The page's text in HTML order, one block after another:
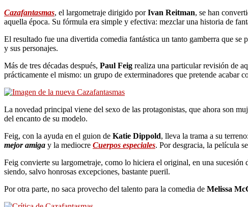
Cazafantasmas, el largometraje dirigido porIvan Reitman, se han
aquella época. Su fórmula era simple y efectiva: mezclar una historia de
El resultado fue una divertida comedia fantástica un tanto gamberra que
y sus personajes.
Más de tres décadas después, Paul Feig realiza una particular revisión de
prácticamente el mismo: un grupo de exterminadores que pretende acabar
La novedad principal viene del sexo de las protagonistas, que ahora son
del encanto de su modelo.
Feig, con la ayuda en el guion de Katie Dippold, lleva la trama a su
mejor amiga y la mediocre Cuerpos especiales. Por desgracia, la película
Feig convierte su largometraje, como lo hiciera el original, en una sucesión
siendo, salvo honrosas excepciones, bastante pueril.
Por otra parte, no saca provecho del talento para la comedia de Melissa